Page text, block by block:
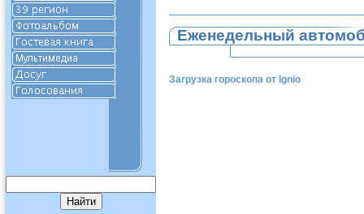
Еженедельный
Загрузка гороскопа от Ignio